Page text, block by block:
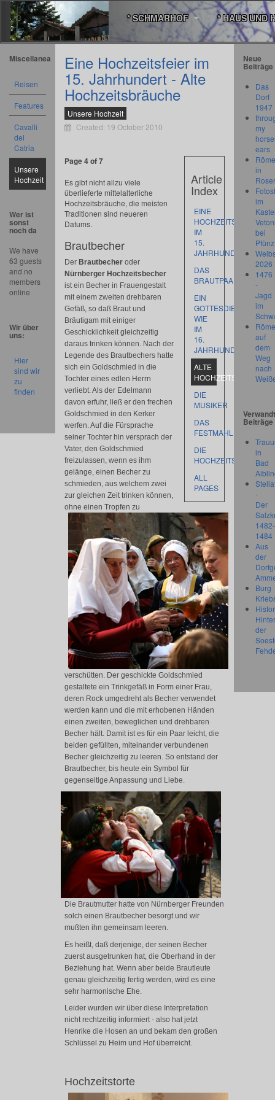
* SCHMARHOF * HAUS UND
Eine Hochzeitsfeier im
15. Jahrhundert - Alte
Hochzeitsbräuche
Unsere Hochzeit
Created: 19 October 2010
Article
Index
EINE
HOCHZEITSFEIER
IM
15.
JAHRHUNDERT
DAS
BRAUTPAAR
EIN
GOTTESDIENST
WIE
IM
16.
JAHRHUNDERT
ALTE
HOCHZEITSBRÄUCHE
DIE
MUSIKER
DAS
FESTMAHL
DIE
HOCHZEITSFEIER
ALL
PAGES
Page 4 of 7
Es gibt nicht allzu viele
überlieferte mittelalterliche
Hochzeitsbräuche, die meisten
Traditionen sind neueren
Datums.
Brautbecher
Der Brautbecheroder
Nürnberger Hochzeitsbecher
ist ein Becher in Frauengestalt
mit einem zweiten drehbaren
Gefäß, so daß Braut und
Bräutigam mit einiger
Geschicklichkeit gleichzeitig
daraus trinken können. Nach der
Legende des Brautbechers hatte
sich ein Goldschmied in die
Tochter eines edlen Herrn
verliebt. Als der Edelmann
davon erfuhr, ließ er den frechen
Goldschmied in den Kerker
werfen. Auf die Fürsprache
seiner Tochter hin versprach der
Vater, den Goldschmied
freizulassen, wenn es ihm
gelänge, einen Becher zu
schmieden, aus welchem zwei
zur gleichen Zeit trinken können,
ohne einen Tropfen zu
verschütten. Der geschickte Goldschmied
gestaltete ein Trinkgefäß in Form einer Frau,
deren Rock umgedreht als Becher verwendet
werden kann und die mit erhobenen Händen
einen zweiten, beweglichen und drehbaren
Becher hält. Damit ist es für ein Paar leicht, die
beiden gefüllten, miteinander verbundenen
Becher gleichzeitig zu leeren. So entstand der
Brautbecher, bis heute ein Symbol für
gegenseitige Anpassung und Liebe.
Die Brautmutter hatte von Nürnberger Freunden
solch einen Brautbecher besorgt und wir
mußten ihn gemeinsam leeren.
Es heißt, daß derjenige, der seinen Becher
zuerst ausgetrunken hat, die Oberhand in der
Beziehung hat. Wenn aber beide Brautleute
genau gleichzeitig fertig werden, wird es eine
sehr harmonische Ehe.
Leider wurden wir über diese Interpretation
nicht rechtzeitig informiert - also hat jetzt
Henrike die Hosen an und bekam den großen
Schlüssel zu Heim und Hof überreicht.
Hochzeitstorte
Miscellanea
Reisen
Features
Cavalli
del
Catria
Unsere
Hochzeit
Wer ist
sonst
noch da
We have
63 guests
and no
members
online
Wir über
uns:
Hier
sind wir
zu
finden
Neue
Beiträge
Das
Dorf
1947
my
ears
in
im
bei
Pfünz
2026
1476
-
Jagd
im
auf
dem
Weg
nach
Beiträge
in
Bad
-
Der
1482-
1484
Aus
der
Burg
der